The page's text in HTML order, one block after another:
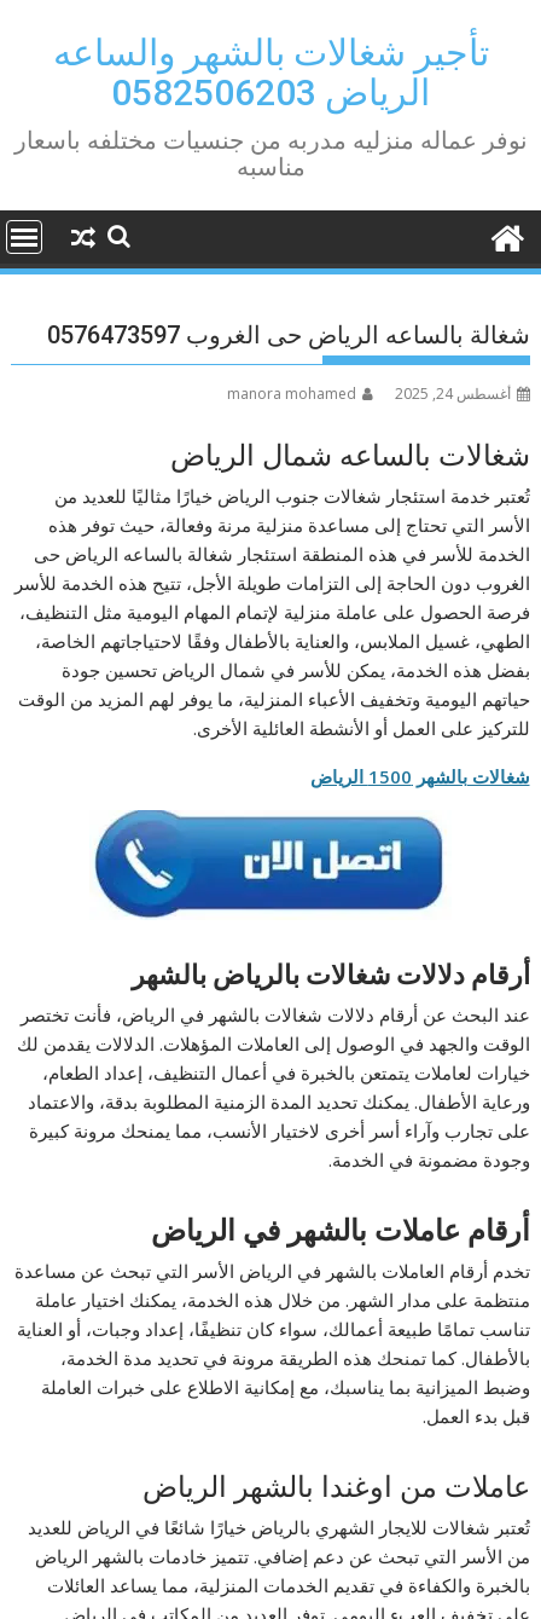
contentتأجير شغالات بالشهر والساعه
الرياض 0582506203
نوفر عماله منزليه مدربه من جنسيات مختلفه باسعار
مناسبه
شغالة بالساعه الرياض حى الغروب 0576473597
أغسطس 24, 2025 manora mohamed
شغالات بالساعه شمال الرياض
تُعتبر خدمة استئجار شغالات جنوب الرياض خيارًا مثاليًا للعديد من
الأسر التي تحتاج إلى مساعدة منزلية مرنة وفعالة، حيث توفر هذه
الخدمة للأسر في هذه المنطقة استئجار شغالة بالساعه الرياض حى
الغروب دون الحاجة إلى التزامات طويلة الأجل، تتيح هذه الخدمة للأسر
فرصة الحصول على عاملة منزلية لإتمام المهام اليومية مثل التنظيف،
الطهي، غسيل الملابس، والعناية بالأطفال وفقًا لاحتياجاتهم الخاصة،
بفضل هذه الخدمة، يمكن للأسر في شمال الرياض تحسين جودة
حياتهم اليومية وتخفيف الأعباء المنزلية، ما يوفر لهم المزيد من الوقت
للتركيز على العمل أو الأنشطة العائلية الأخرى.
شغالات بالشهر 1500 الرياض
أرقام دلالات شغالات بالرياض بالشهر
عند البحث عن أرقام دلالات شغالات بالشهر في الرياض، فأنت تختصر
الوقت والجهد في الوصول إلى العاملات المؤهلات. الدلالات يقدمن لك
خيارات لعاملات يتمتعن بالخبرة في أعمال التنظيف، إعداد الطعام،
ورعاية الأطفال. يمكنك تحديد المدة الزمنية المطلوبة بدقة، والاعتماد
على تجارب وآراء أسر أخرى لاختيار الأنسب، مما يمنحك مرونة كبيرة
وجودة مضمونة في الخدمة.
أرقام عاملات بالشهر في الرياض
تخدم أرقام العاملات بالشهر في الرياض الأسر التي تبحث عن مساعدة
منتظمة على مدار الشهر. من خلال هذه الخدمة، يمكنك اختيار عاملة
تناسب تمامًا طبيعة أعمالك، سواء كان تنظيفًا، إعداد وجبات، أو العناية
بالأطفال. كما تمنحك هذه الطريقة مرونة في تحديد مدة الخدمة،
وضبط الميزانية بما يناسبك، مع إمكانية الاطلاع على خبرات العاملة
قبل بدء العمل.
عاملات من اوغندا بالشهر الرياض
تُعتبر شغالات للايجار الشهري بالرياض خيارًا شائعًا في الرياض للعديد
من الأسر التي تبحث عن دعم إضافي. تتميز خادمات بالشهر الرياض
بالخبرة والكفاءة في تقديم الخدمات المنزلية، مما يساعد العائلات
على تخفيف العبء اليومي. توفر العديد من المكاتب في الرياض